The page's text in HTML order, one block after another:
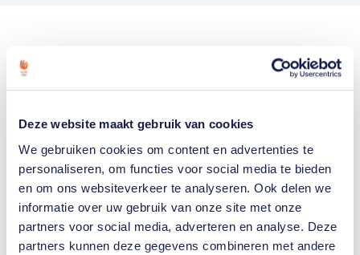
Deze website maakt gebruik van cookies
We gebruiken cookies om content en advertenties te
personaliseren, om functies voor social media te bieden
en om ons websiteverkeer te analyseren. Ook delen we
informatie over uw gebruik van onze site met onze
partners voor social media, adverteren en analyse. Deze
partners kunnen deze gegevens combineren met andere
Welke Nederlanders hebben er
ooit meegedaan aan de
Olympische Spelen?